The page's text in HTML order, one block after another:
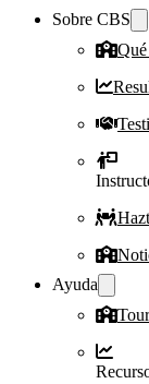
Sobre CBS
Ayuda